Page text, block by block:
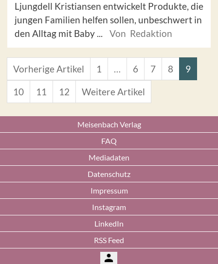
Ljungdell Kristiansen entwickelt Produkte, die
jungen Familien helfen sollen, unbeschwert in
den Alltag mit Baby ...
Von Redaktion
Vorherige Artikel 1 … 6 7 8 9
10 11 12 Weitere Artikel
Meisenbach Verlag
FAQ
Mediadaten
Datenschutz
Impressum
Instagram
LinkedIn
RSS Feed